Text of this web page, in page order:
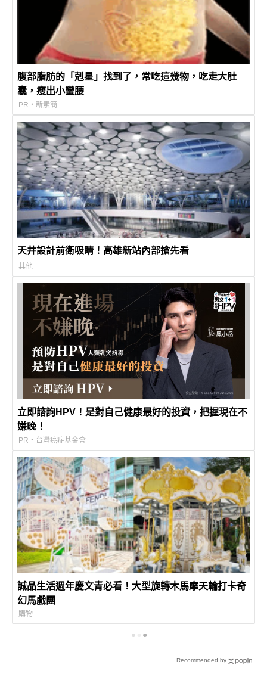
腹部脂肪的「剋星」找到了，常吃這幾物，吃走大肚
囊，瘦出小蠻腰
PR・新素簡
天井設計前衛吸睛！高雄新站內部搶先看
其他
立即諮詢HPV！是對自己健康最好的投資，把握現在不
嫌晚！
PR・台灣癌症基金會
誠品生活週年慶文青必看！大型旋轉木馬摩天輪打卡奇
幻馬戲團
購物
Recommended by